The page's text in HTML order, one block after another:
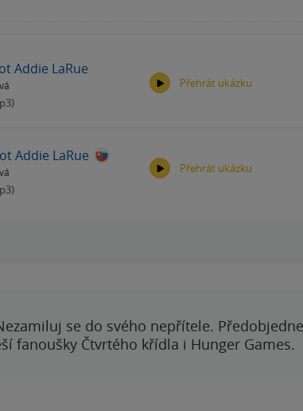
Addie LaRue
Přehrát ukázku
Addie LaRue
Přehrát ukázku
se do svého nepřítele.
fanoušky Čtvrtého křídla i Hunger Games.